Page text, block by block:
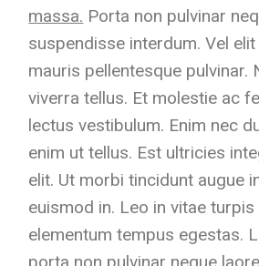
massa. Porta non pulvinar
suspendisse interdum. Vel
mauris pellentesque pulvinar.
viverra tellus. Et molestie ac
lectus vestibulum. Enim nec
enim ut tellus. Est ultricies
elit. Ut morbi tincidunt augue
euismod in. Leo in vitae
elementum tempus egestas.
porta non pulvinar neque